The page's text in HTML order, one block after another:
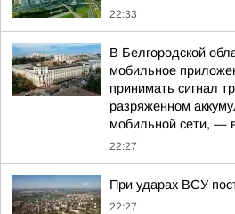
22:33
В Белгородской
мобильное
принимать сигнал
разряженном
мобильной сети, —
22:27
При ударах ВСУ
22:27